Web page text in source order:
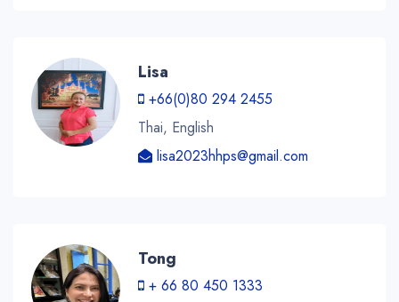
Lisa
+66(0)80 294 2455
Thai, English
lisa2023hhps@gmail.com
Tong
+ 66 80 450 1333